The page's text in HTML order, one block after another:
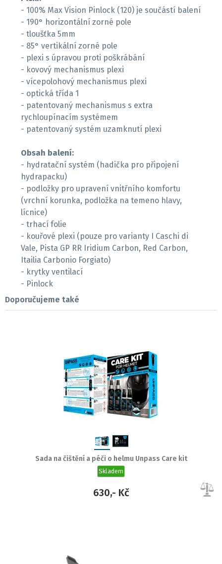
- 100% Max Vision Pinlock (120) je součástí balení
- 190° horizontální zorné pole
- tloušťka 5mm
- 85° vertikální zorné pole
- plexi s úpravou proti poškrábání
- kovový mechanismus plexi
- vícepolohový mechanismus plexi
- optická třída 1
- patentovaný mechanismus s extra
rychloupínacím systémem
- patentovaný systém uzamknutí plexi
Obsah balení:
- hydratační systém (hadička pro připojení
hydrapacku)
- podložky pro upravení vnitřního komfortu
(vrchní korunka, podložka na temeno hlavy,
lícnice)
- trhací folie
- kouřové plexi (pouze pro varianty I Caschi di
Vale, Pista GP RR Iridium Carbon, Red Carbon,
Itailia Carbonio Forgiato)
- krytky ventilací
- Pinlock
Doporučujeme také
Sada na čištění a péči o helmu Unpass Care kit
Skladem
630,- Kč